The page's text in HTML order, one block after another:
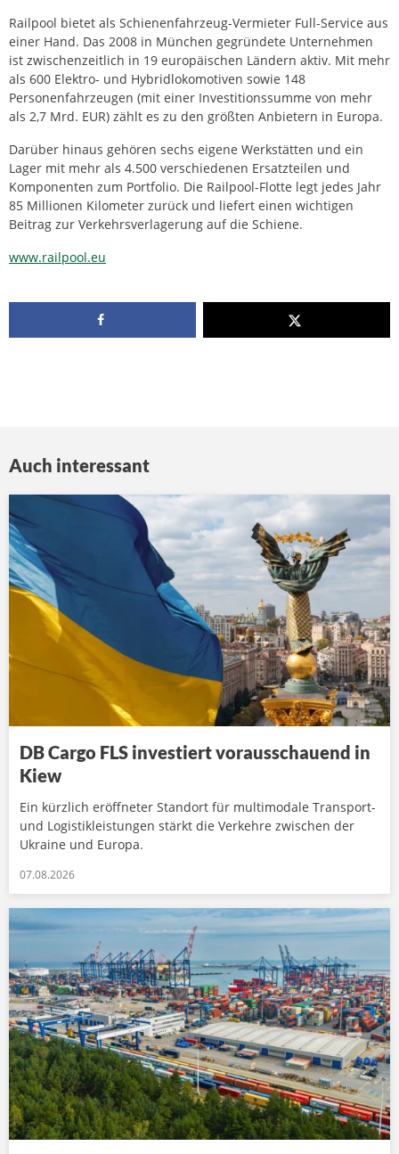
Railpool bietet als Schienenfahrzeug-Vermieter Full-Service aus
einer Hand. Das 2008 in München gegründete Unternehmen
ist zwischenzeitlich in 19 europäischen Ländern aktiv. Mit mehr
als 600 Elektro- und Hybridlokomotiven sowie 148
Personenfahrzeugen (mit einer Investitionssumme von mehr
als 2,7 Mrd. EUR) zählt es zu den größten Anbietern in Europa.
Darüber hinaus gehören sechs eigene Werkstätten und ein
Lager mit mehr als 4.500 verschiedenen Ersatzteilen und
Komponenten zum Portfolio. Die Railpool-Flotte legt jedes Jahr
85 Millionen Kilometer zurück und liefert einen wichtigen
Beitrag zur Verkehrsverlagerung auf die Schiene.
www.railpool.eu
Auch interessant
DB Cargo FLS investiert vorausschauend in
Kiew
Ein kürzlich eröffneter Standort für multimodale Transport-
und Logistikleistungen stärkt die Verkehre zwischen der
Ukraine und Europa.
07.08.2026